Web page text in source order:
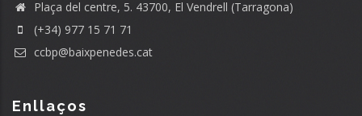
Plaça del centre, 5. 43700, El Vendrell (Tarragona)
(+34) 977 15 71 71
ccbp@baixpenedes.cat
Enllaços